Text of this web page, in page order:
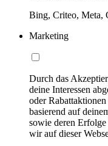
Bing, Criteo, Meta,
Marketing
Durch das
deine Interessen
oder
basierend auf
sowie deren
wir auf dieser